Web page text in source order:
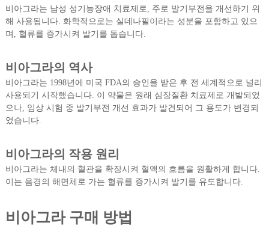
비아그라는 남성 성기능장애 치료제로, 주로 발기부전을 개선하기 위
해 사용됩니다. 화학적으로는 실데나필이라는 성분을 포함하고 있으
며, 혈류를 증가시켜 발기를 돕습니다.
비아그라의 역사
비아그라는 1998년에 미국 FDA의 승인을 받은 후 전 세계적으로 널리
사용되기 시작했습니다. 이 약물은 원래 심장질환 치료제로 개발되었
으나, 임상 시험 중 발기부전 개선 효과가 발견되어 그 용도가 변경되
었습니다.
비아그라의 작용 원리
비아그라는 체내의 혈관을 확장시켜 혈액의 흐름을 원활하게 합니다.
이는 음경의 해면체로 가는 혈류를 증가시켜 발기를 유도합니다.
비아그라 구매 방법